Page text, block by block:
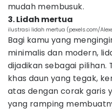
mudah membusuk.
3. Lidah mertua
ilustrasi lidah mertua (pexels.com/
Bagi kamu yang
minimalis dan modern,
dijadikan sebagai pilihan.
khas daun yang tegak,
atas dengan corak garis
yang ramping